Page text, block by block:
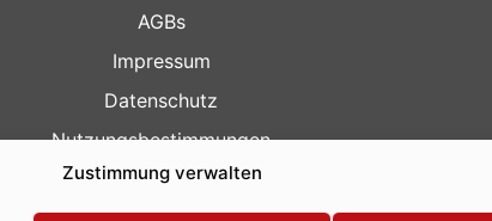
Zustimmung verwalten
AGBs
Impressum
Datenschutz
Nutzungsbestimmungen
Kontakt